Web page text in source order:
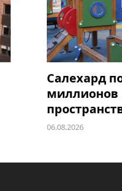
Салехард
миллионов
06.08.2026